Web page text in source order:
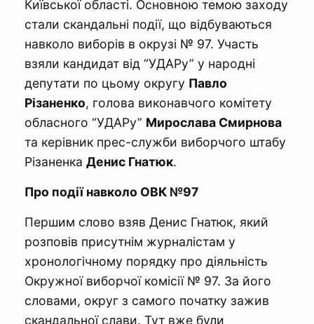
Київської області. Основною темою заходу
стали скандальні події, що відбуваються
навколо виборів в окрузі № 97. Участь
взяли кандидат від “УДАРу” у народні
депутати по цьому округу Павло
Різаненко, голова виконавчого комітету
обласного “УДАРу” Мирослава Смирнова
та керівник прес-служби виборчого штабу
Різаненка Денис Гнатюк.
Про події навколо ОВК №97
Першим слово взяв Денис Гнатюк, який
розповів присутнім журналістам у
хронологічному порядку про діяльність
Окружної виборчої комісії № 97. За його
словами, округ з самого початку зажив
скандальної слави. Тут вже були